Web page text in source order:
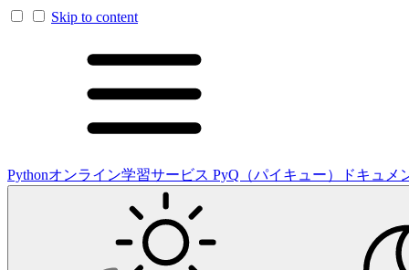
Skip to content
Pythonオンライン学習サービス PyQ（パイキュー）ドキュメ